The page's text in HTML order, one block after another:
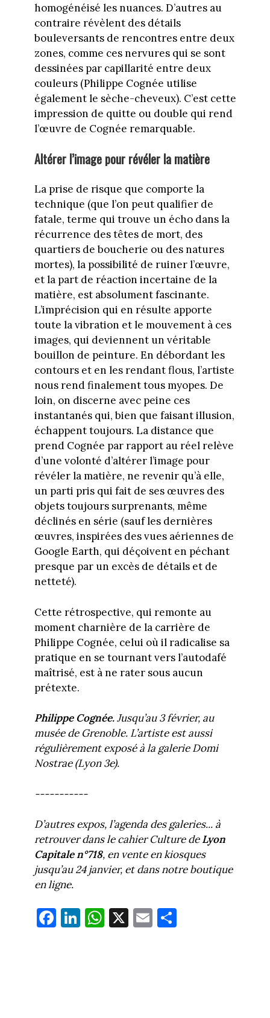
homogénéisé les nuances. D’autres au
contraire révèlent des détails
bouleversants de rencontres entre deux
zones, comme ces nervures qui se sont
dessinées par capillarité entre deux
couleurs (Philippe Cognée utilise
également le sèche-cheveux). C’est cette
impression de quitte ou double qui rend
l’œuvre de Cognée remarquable.
Altérer l’image pour révéler la matière
La prise de risque que comporte la
technique (que l’on peut qualifier de
fatale, terme qui trouve un écho dans la
récurrence des têtes de mort, des
quartiers de boucherie ou des natures
mortes), la possibilité de ruiner l’œuvre,
et la part de réaction incertaine de la
matière, est absolument fascinante.
L’imprécision qui en résulte apporte
toute la vibration et le mouvement à ces
images, qui deviennent un véritable
bouillon de peinture. En débordant les
contours et en les rendant flous, l’artiste
nous rend finalement tous myopes. De
loin, on discerne avec peine ces
instantanés qui, bien que faisant illusion,
échappent toujours. La distance que
prend Cognée par rapport au réel relève
d’une volonté d’altérer l’image pour
révéler la matière, ne revenir qu’à elle,
un parti pris qui fait de ses œuvres des
objets toujours surprenants, même
déclinés en série (sauf les dernières
œuvres, inspirées des vues aériennes de
Google Earth, qui déçoivent en péchant
presque par un excès de détails et de
netteté).
Cette rétrospective, qui remonte au
moment charnière de la carrière de
Philippe Cognée, celui où il radicalise sa
pratique en se tournant vers l’autodafé
maîtrisé, est à ne rater sous aucun
prétexte.
Philippe Cognée.Jusqu’au 3 février, au
musée de Grenoble. L’artiste est aussi
régulièrement exposé à la galerie Domi
Nostrae (Lyon 3e).
-----------
D’autres expos, l’agenda des galeries... à
retrouver dans le cahier Culture deLyon
Capitale n°718, en vente en kiosques
jusqu’au 24 janvier, et dans notre boutique
en ligne.
Fa
ce
Li
nk
W
ha
X E
m
Pa